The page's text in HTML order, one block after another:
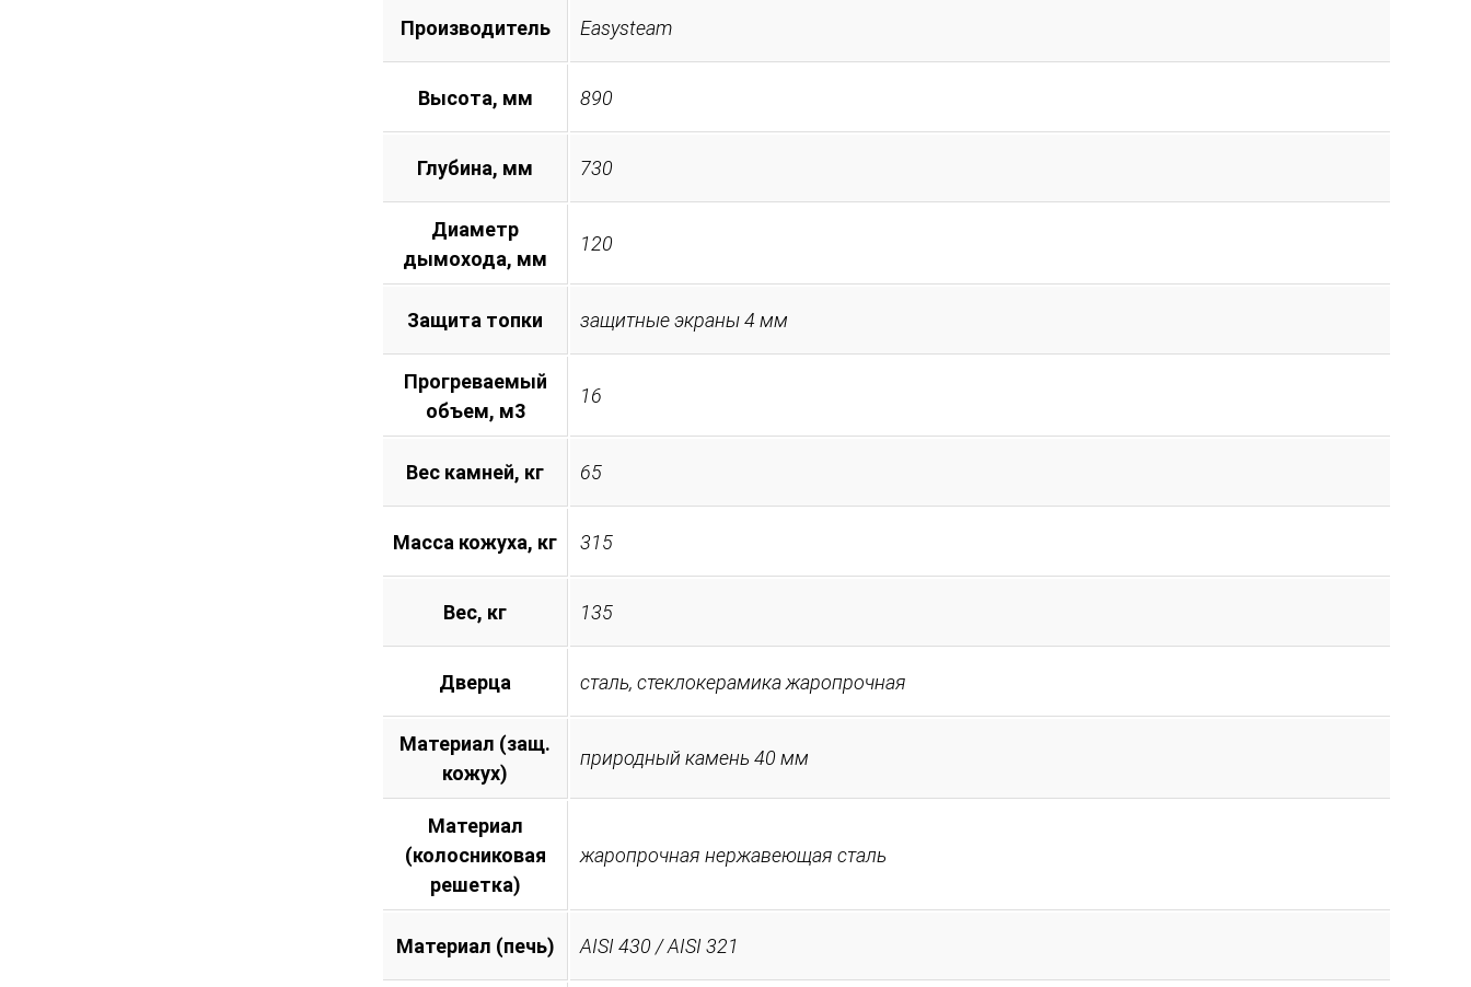
Производитель Easysteam
Высота, мм 890
Глубина, мм 730
Диаметр
дымохода, мм
120
Защита топки защитные экраны 4 мм
Прогреваемый
объем, м3
16
Вес камней, кг 65
Масса кожуха, кг 315
Вес, кг 135
Дверца сталь, стеклокерамика жаропрочная
Материал (защ.
кожух)
природный камень 40 мм
Материал
(колосниковая
решетка)
жаропрочная нержавеющая сталь
Материал (печь) AISI 430 / AISI 321